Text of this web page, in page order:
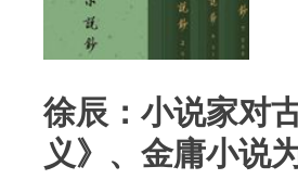
徐辰：小说家对
义》、金庸小说